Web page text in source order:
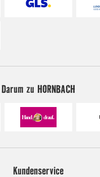
Darum zu HORNBACH
Kundenservice